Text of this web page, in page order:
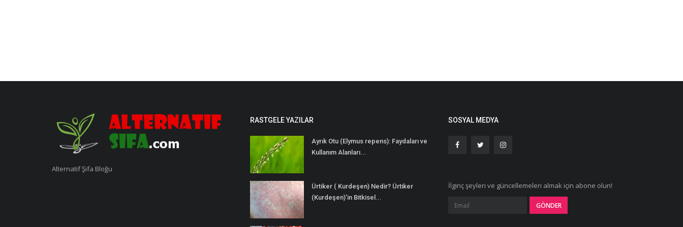
Alternatif Şifa Bloğu
RASTGELE YAZILAR
Ayrık Otu (Elymus repens): Faydaları ve
Kullanım Alanları...
Ürtiker ( Kurdeşen) Nedir? Ürtiker
(Kurdeşen)’in Bitkisel...
SOSYAL MEDYA
İlginç şeyleri ve güncellemeleri almak için abone olun!